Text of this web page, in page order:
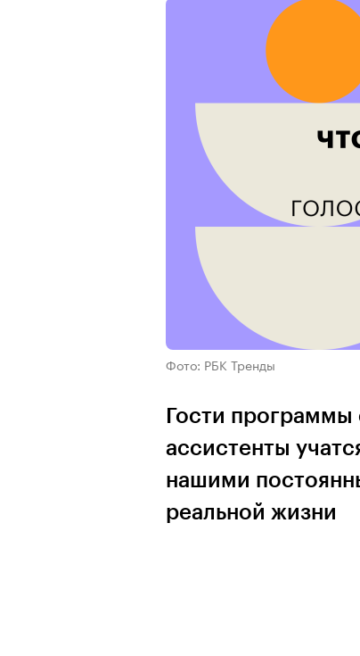
Фото: РБК Тренды
Гости программы
ассистенты
нашими
реальной жизни